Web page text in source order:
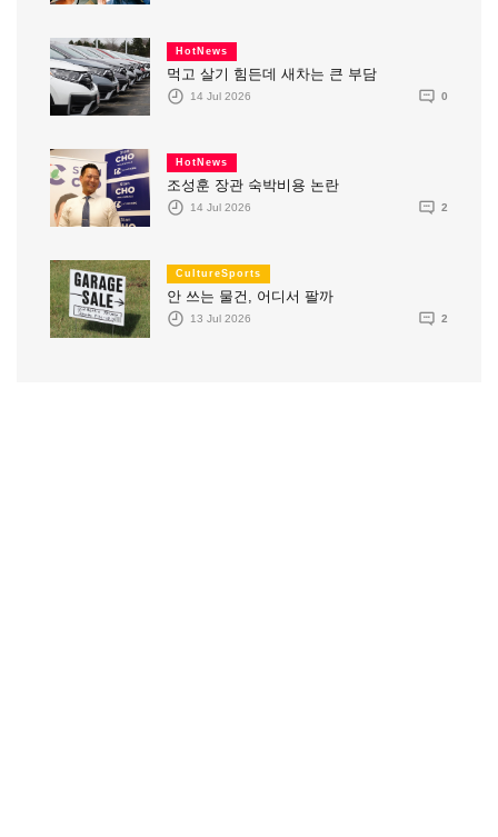
HotNews
먹고 살기 힘든데 새차는 큰 부담
14 Jul 2026 0
HotNews
조성훈 장관 숙박비용 논란
14 Jul 2026 2
CultureSports
안 쓰는 물건, 어디서 팔까
13 Jul 2026 2